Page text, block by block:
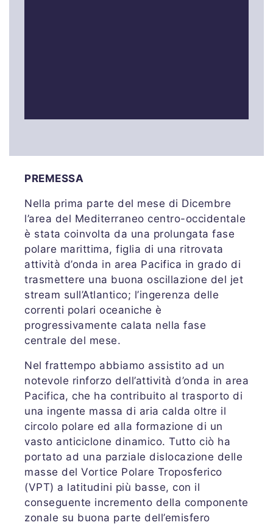
PREMESSA
Nella prima parte del mese di Dicembre
l’area del Mediterraneo centro-occidentale
è stata coinvolta da una prolungata fase
polare marittima, figlia di una ritrovata
attività d’onda in area Pacifica in grado di
trasmettere una buona oscillazione del jet
stream sull’Atlantico; l’ingerenza delle
correnti polari oceaniche è
progressivamente calata nella fase
centrale del mese.
Nel frattempo abbiamo assistito ad un
notevole rinforzo dell’attività d’onda in area
Pacifica, che ha contribuito al trasporto di
una ingente massa di aria calda oltre il
circolo polare ed alla formazione di un
vasto anticiclone dinamico. Tutto ciò ha
portato ad una parziale dislocazione delle
masse del Vortice Polare Troposferico
(VPT) a latitudini più basse, con il
conseguente incremento della componente
zonale su buona parte dell’emisfero